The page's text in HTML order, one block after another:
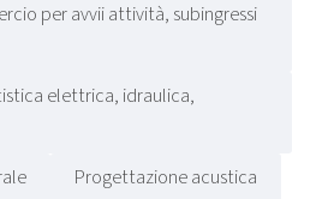
per avvii attività, subingressi
elettrica, idraulica,
Progettazione acustica